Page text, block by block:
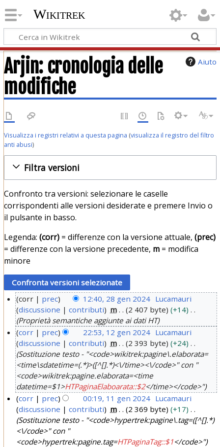
Wikitrek
Aiuto
Arjin: cronologia delle
modifiche
Visualizza i registri relativi a questa pagina (visualizza il registro del filtro
anti abusi)
Filtra versioni
Confronto tra versioni: selezionare le caselle
corrispondenti alle versioni desiderate e premere Invio o
il pulsante in basso.
Legenda: (corr)= differenze con la versione attuale, (prec)
= differenze con la versione precedente, m= modifica
minore
g
2
corr prec 12:40, 28 gen 2024 Lucamauri
discussione
contributi m 2 407 byte
+14
Proprietà semantiche aggiunte ai dati HT
n
corr prec 22:53, 12 gen 2024 Lucamauri
discussione
contributi m 2 393 byte
+24
Sostituzione testo - "<code>wikitrek:pagine\.elaborata=
<time\sdatetime=(.*)>([^[].*)<\/time><\/code>" con "
<code>wikitrek:pagine.elaborata=<time
datetime=$1>HTPaginaElaboarata::$2</time></code>"
corr prec 00:19, 11 gen 2024 Lucamauri
discussione
contributi m 2 369 byte
+17
Sostituzione testo - "<code>hypertrek:pagine\.tag=([^[].*)
<\/code>" con "
<code>hypertrek:pagine.tag=HTPaginaTag::$1</code>"